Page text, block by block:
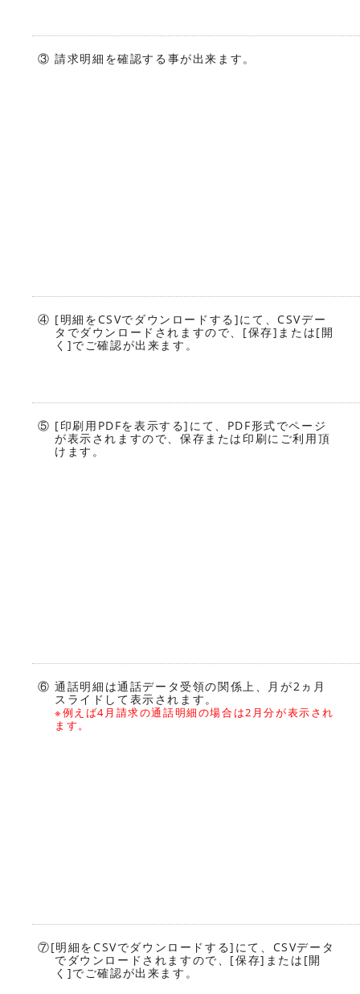
③ 請求明細を確認する事が出来ます。
④ [明細をCSVでダウンロードする]にて、CSVデー
タでダウンロードされますので、[保存]または[開
く]でご確認が出来ます。
⑤ [印刷用PDFを表示する]にて、PDF形式でページ
が表示されますので、保存または印刷にご利用頂
けます。
⑥ 通話明細は通話データ受領の関係上、月が2ヵ月
スライドして表示されます。
※例えば4月請求の通話明細の場合は2月分が表示され
ます。
⑦[明細をCSVでダウンロードする]にて、CSVデータ
でダウンロードされますので、[保存]または[開
く]でご確認が出来ます。